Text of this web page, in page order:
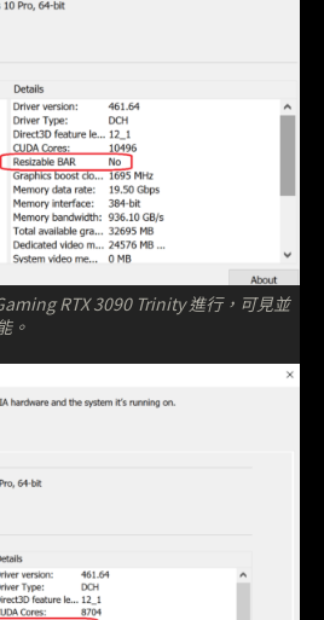
RTX 3090 Trinity 進行，可見並
。